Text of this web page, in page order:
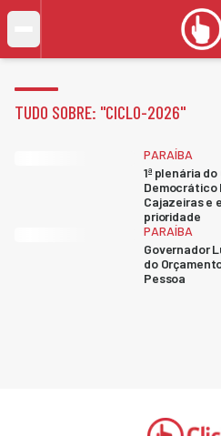
TUDO SOBRE: "CICLO-2026"
PARAÍBA
1ª plenária
Democrático
Cajazeiras e
prioridade
PARAÍBA
Governador
do
Pessoa